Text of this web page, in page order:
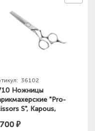
36102
Ножницы
"Pro-
S", Kapous,
₽